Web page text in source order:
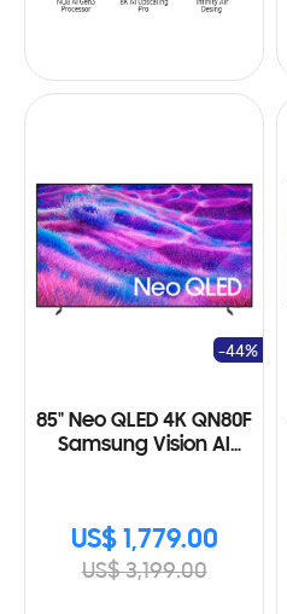
85" Neo QLED 4K QN80F
Samsung Vision AI
US$ 1,779.00
US$ 3,199.00
-44%